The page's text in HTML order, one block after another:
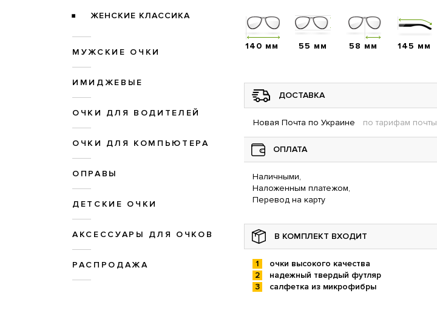
ЖЕНСКИЕ КЛАССИКА
МУЖСКИЕ ОЧКИ
ИМИДЖЕВЫЕ
ОЧКИ ДЛЯ ВОДИТЕЛЕЙ
ОЧКИ ДЛЯ КОМПЬЮТЕРА
ОПРАВЫ
ДЕТСКИЕ ОЧКИ
АКСЕССУАРЫ ДЛЯ ОЧКОВ
РАСПРОДАЖА
140 мм
55 мм 58 мм 145 мм
ДОСТАВКА
Новая Почта по Украине по тарифам почты
ОПЛАТА
Наличными,
Наложенным платежом,
Перевод на карту
В КОМПЛЕКТ ВХОДИТ
очки высокого качества
надежный твердый футляр
салфетка из микрофибры